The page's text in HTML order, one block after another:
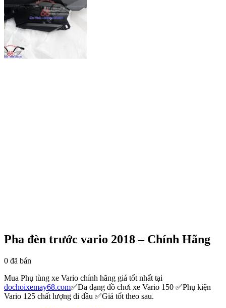
Pha đèn trước vario 2018 – Chính Hãng
0 đã bán
Mua Phụ tùng xe Vario chính hãng giá tốt nhất tại
dochoixemay68.com✅Đa dạng đồ chơi xe Vario 150 ✅Phụ kiện
Vario 125 chất lượng đi đầu ✅Giá tốt theo sau.